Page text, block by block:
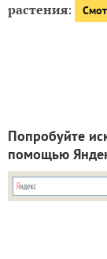
растения:
Попробуйте
помощью